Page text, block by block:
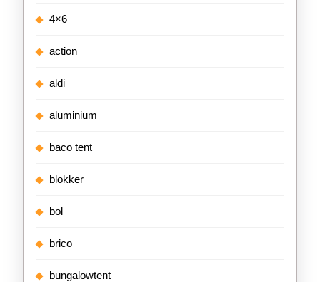
4×6
action
aldi
aluminium
baco tent
blokker
bol
brico
bungalowtent